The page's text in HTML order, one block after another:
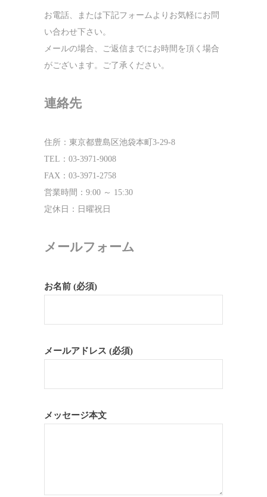
お電話、または下記フォームよりお気軽にお問
い合わせ下さい。
メールの場合、ご返信までにお時間を頂く場合
がございます。ご了承ください。
連絡先
住所：東京都豊島区池袋本町3-29-8
TEL：03-3971-9008
FAX：03-3971-2758
営業時間：9:00 ～ 15:30
定休日：日曜祝日
メールフォーム
お名前 (必須)
メールアドレス (必須)
メッセージ本文